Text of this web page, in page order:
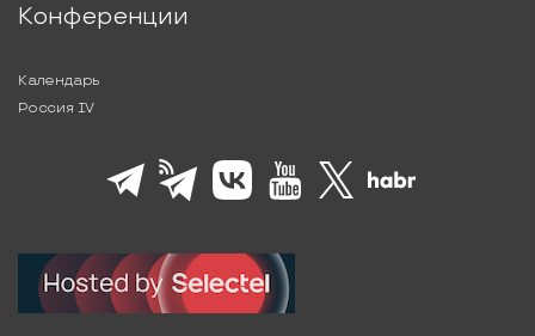
Конференции
Календарь
Россия IV